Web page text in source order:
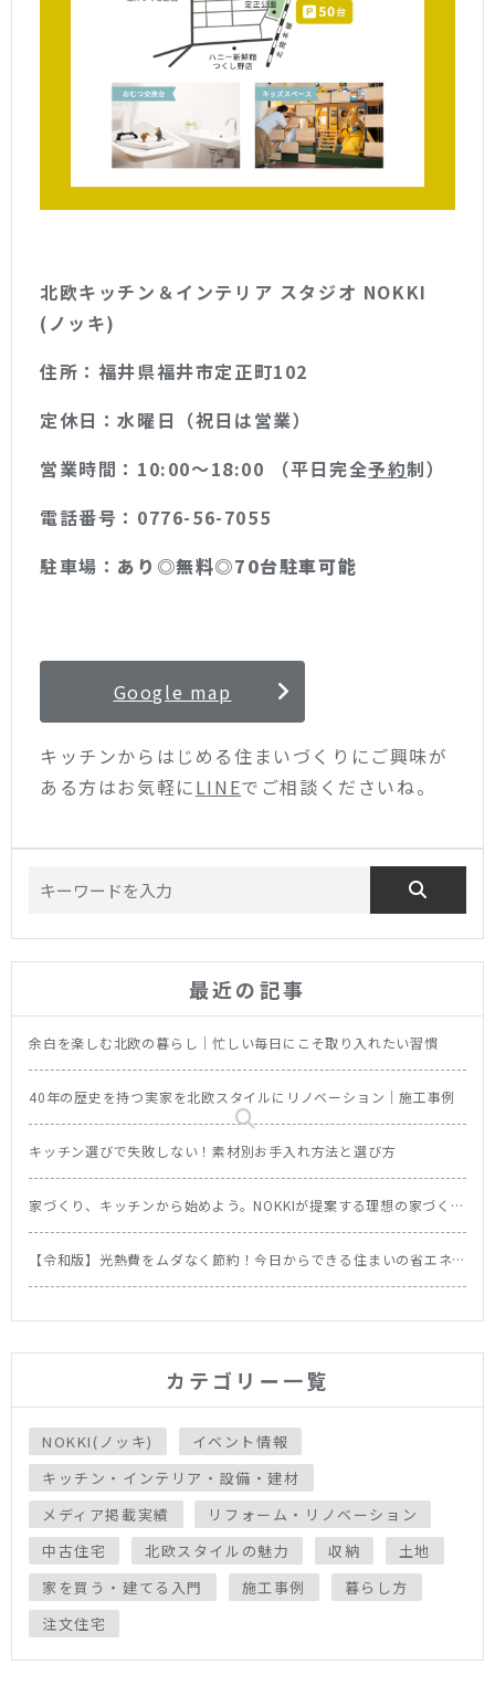
北欧キッチン＆インテリア スタジオ NOKKI
(ノッキ)
住所：福井県福井市定正町102
定休日：水曜日（祝日は営業）
営業時間：10:00〜18:00 （平日完全予約制）
電話番号：0776-56-7055
駐車場： あり◎無料◎70台駐車可能
Google map
キッチンからはじめる住まいづくりにご興味が
ある方はお気軽にLINEでご相談くださいね。
最近の記事
余白を楽しむ北欧の暮らし｜忙しい毎日にこそ取り入れたい習慣
40年の歴史を持つ実家を北欧スタイルにリノベーション｜施工事例
キッチン選びで失敗しない！素材別お手入れ方法と選び方
家づくり、キッチンから始めよう。NOKKIが提案する理想の家づくり
【令和版】光熱費をムダなく節約！今日からできる住まいの省エネ
カテゴリー一覧
NOKKI(ノッキ)
イベント情報
キッチン・インテリア・設備・建材
メディア掲載実績
リフォーム・リノベーション
中古住宅
北欧スタイルの魅力 収納
土地
家を買う・建てる入門
施工事例
暮らし方
注文住宅